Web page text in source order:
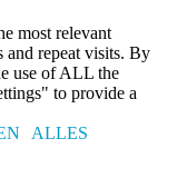
most relevant
and repeat visits. By
use of ALL the
to provide a
ALLES